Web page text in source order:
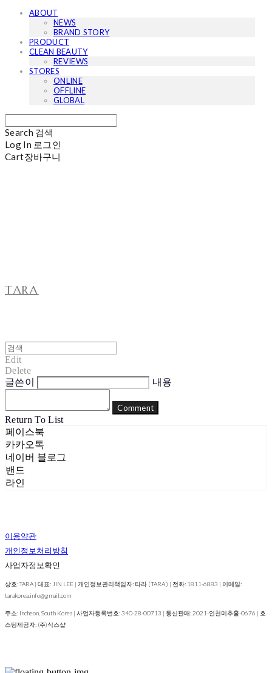
ABOUT
NEWS
BRAND STORY
PRODUCT
CLEAN BEAUTY
REVIEWS
STORES
ONLINE
OFFLINE
GLOBAL
Search 검색
Log In 로그인
Cart장바구니
TARA
Edit
Delete
글쓴이
내용
Comment
Return To List
페이스북
카카오톡
네이버 블로그
밴드
라인
이용약관
개인정보처리방침
사업자정보확인
상호: TARA | 대표: JIN LEE | 개인정보관리책임자: 타라 ( TARA ) | 전화: 1811-6883 | 이메일:
tarakorea.info@gmail.com
주소: Incheon, South Korea | 사업자등록번호:340-28-00713 | 통신판매:2021-인천미추홀-0676 | 호
스팅제공자: (주)식스샵